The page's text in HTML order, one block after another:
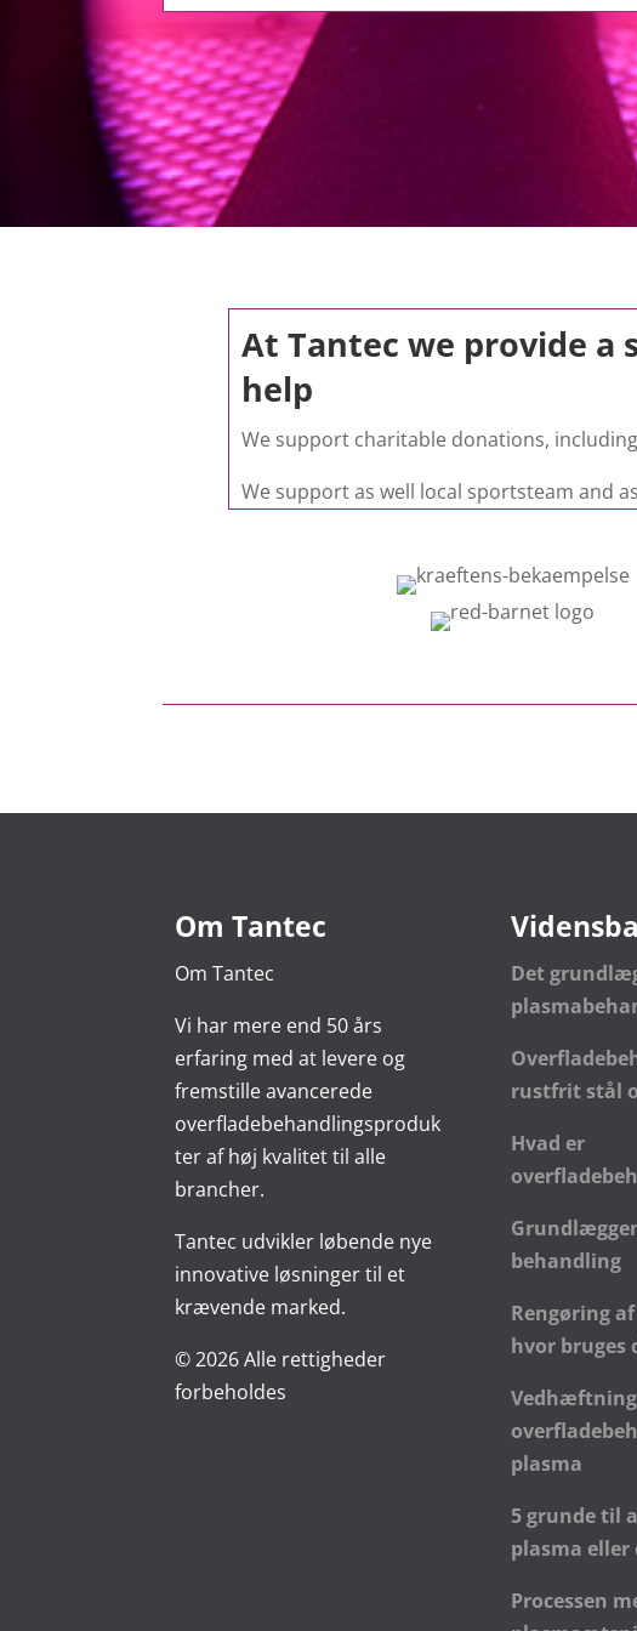
At Tantec we provide a
help
We support charitable donations,
We support as well local sportsteam and
Om Tantec
Om Tantec
Vi har mere end 50 års
erfaring med at levere og
fremstille avancerede
overfladebehandlingsproduk
ter af høj kvalitet til alle
brancher.
Tantec udvikler løbende nye
innovative løsninger til et
krævende marked.
© 2026 Alle rettigheder
forbeholdes
Det
rustfrit stål
Hvad er
behandling
Rengøring
hvor bruges
plasma
5 grunde til
plasma eller
Processen